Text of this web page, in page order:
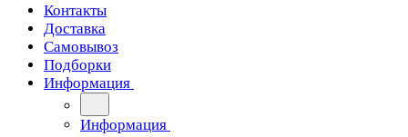
Контакты
Доставка
Самовывоз
Подборки
Информация
Информация